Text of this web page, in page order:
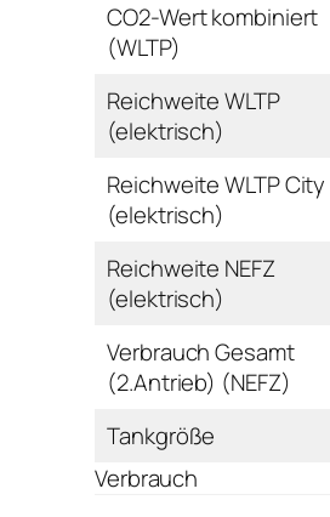
CO2-Wert kombiniert
(WLTP)
Reichweite WLTP
(elektrisch)
Reichweite WLTP City
(elektrisch)
Reichweite NEFZ
(elektrisch)
Verbrauch Gesamt
(2.Antrieb) (NEFZ)
Tankgröße
Verbrauch